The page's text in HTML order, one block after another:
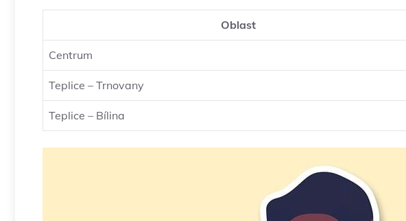
Oblast
Centrum
Teplice – Trnovany
Teplice – Bílina